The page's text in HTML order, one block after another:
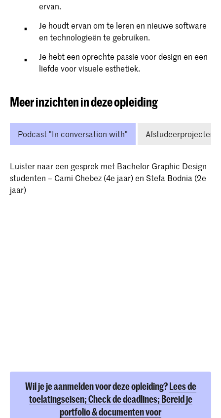
ervan.
Je houdt ervan om te leren en nieuwe software
en technologieën te gebruiken.
Je hebt een oprechte passie voor design en een
liefde voor visuele esthetiek.
Meer inzichten in deze opleiding
Podcast "In conversation with" Afstudeerprojecten
Luister naar een gesprek met Bachelor Graphic Design
studenten – Cami Chebez (4e jaar) en Stefa Bodnia (2e
jaar)
Wil je je aanmelden voor deze opleiding?Lees de
toelatingseisen; Check de deadlines; Bereid je
portfolio & documenten voor